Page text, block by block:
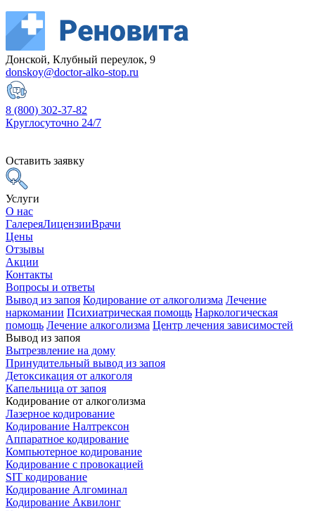
Донской, Клубный переулок, 9
donskoy@doctor-alko-stop.ru
8 (800) 302-37-82
Круглосуточно 24/7
Оставить заявку
Услуги
О нас
ГалереяЛицензииВрачи
Цены
Отзывы
Акции
Контакты
Вопросы и ответы
Вывод из запоя Кодирование от алкоголизма Лечение
наркомании Психиатрическая помощь Наркологическая
помощь Лечение алкоголизма Центр лечения зависимостей
Вывод из запоя
Вытрезвление на дому
Принудительный вывод из запоя
Детоксикация от алкоголя
Капельница от запоя
Кодирование от алкоголизма
Лазерное кодирование
Кодирование Налтрексон
Аппаратное кодирование
Компьютерное кодирование
Кодирование с провокацией
SIT кодирование
Кодирование Алгоминал
Кодирование Аквилонг